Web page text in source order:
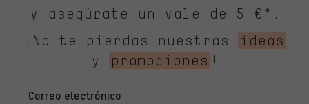
y asegúrate un vale de 5 €*.
¡No te pierdas nuestras
ideas
y
promociones !
Correo electrónico